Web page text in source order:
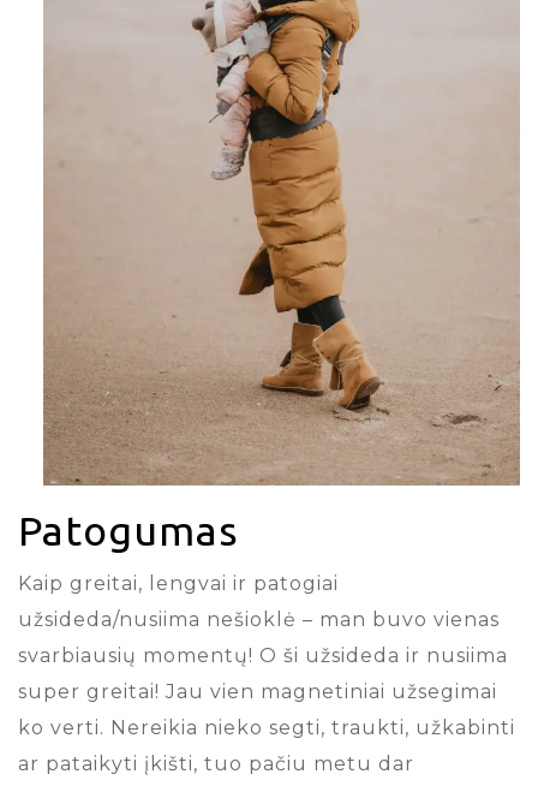
Patogumas
Kaip greitai, lengvai ir patogiai
užsideda/nusiima nešioklė – man buvo vienas
svarbiausių momentų! O ši užsideda ir nusiima
super greitai! Jau vien magnetiniai užsegimai
ko verti. Nereikia nieko segti, traukti, užkabinti
ar pataikyti įkišti, tuo pačiu metu dar